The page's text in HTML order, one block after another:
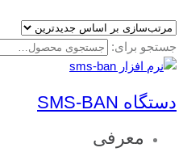
جستجو برای:
دستگاه SMS-BAN
معرفی